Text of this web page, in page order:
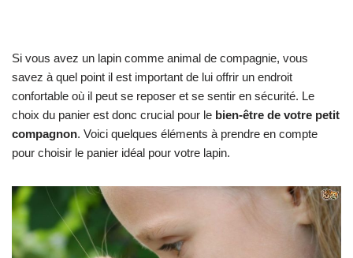
Si vous avez un lapin comme animal de compagnie, vous
savez à quel point il est important de lui offrir un endroit
confortable où il peut se reposer et se sentir en sécurité. Le
choix du panier est donc crucial pour le bien-être de votre petit
compagnon. Voici quelques éléments à prendre en compte
pour choisir le panier idéal pour votre lapin.